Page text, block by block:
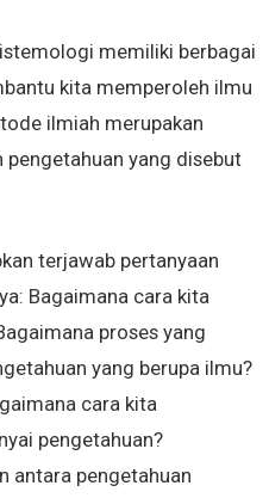
memiliki berbagai
kita memperoleh ilmu
ilmiah merupakan
yang disebut
terjawab pertanyaan
Bagaimana cara kita
proses yang
yang berupa ilmu?
cara kita
pengetahuan?
antara pengetahuan